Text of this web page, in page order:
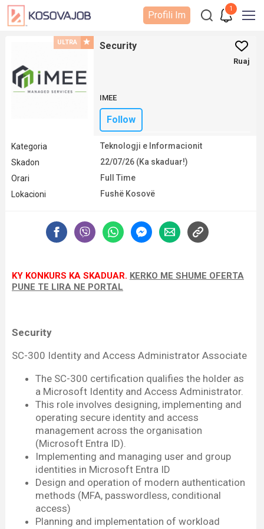
1
Profili Im
ULTRA Security
Ruaj
IMEE
Follow
Kategoria
Teknologji e Informacionit
Skadon
22/07/26 (Ka skaduar!)
Orari
Full Time
Lokacioni
Fushë Kosovë